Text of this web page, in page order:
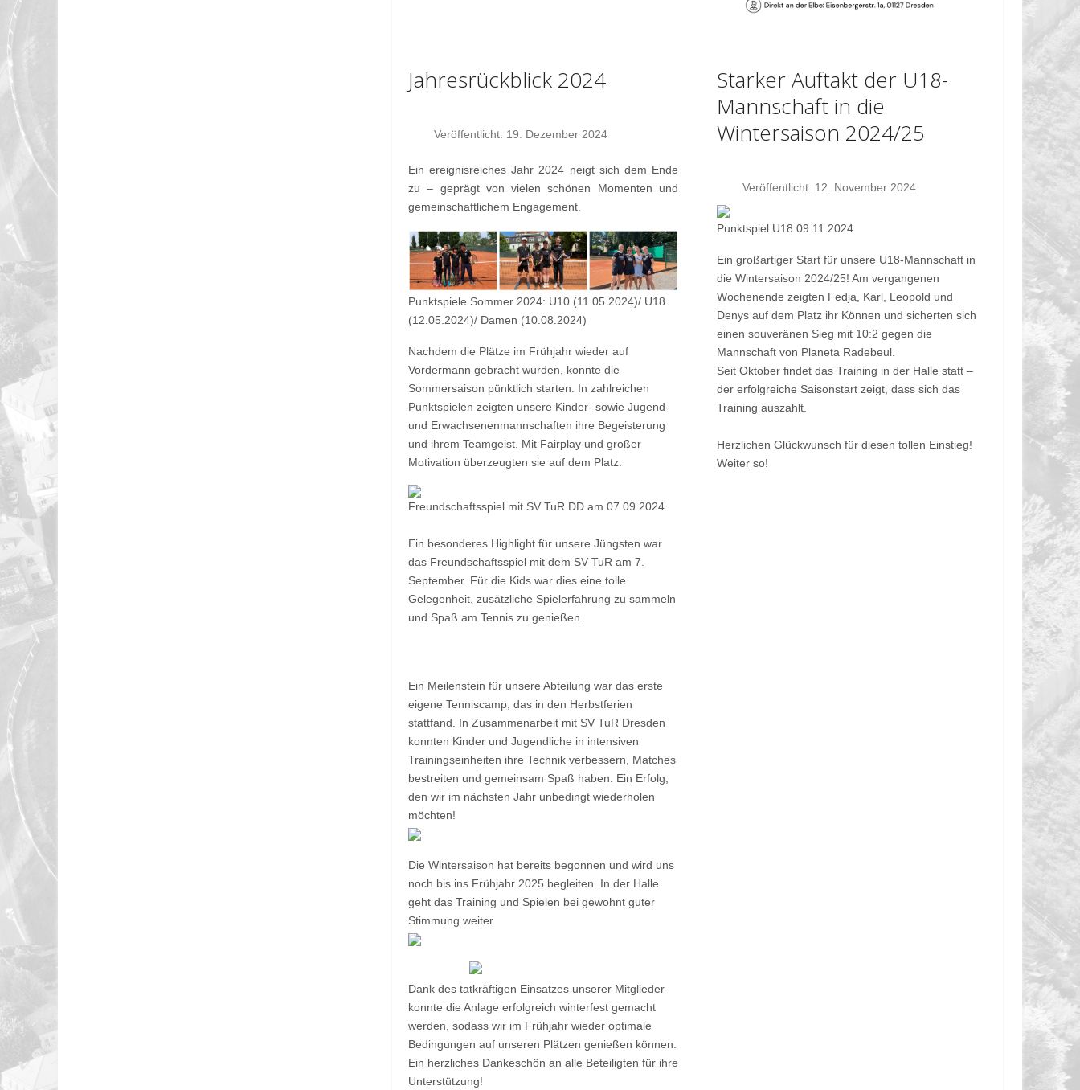
Jahresrückblick 2024
Veröffentlicht: 19. Dezember 2024
Ein ereignisreiches Jahr 2024 neigt sich dem Ende
zu – geprägt von vielen schönen Momenten und
gemeinschaftlichem Engagement.
Punktspiele Sommer 2024: U10 (11.05.2024)/ U18
(12.05.2024)/ Damen (10.08.2024)
Nachdem die Plätze im Frühjahr wieder auf
Vordermann gebracht wurden, konnte die
Sommersaison pünktlich starten. In zahlreichen
Punktspielen zeigten unsere Kinder- sowie Jugend-
und Erwachsenenmannschaften ihre Begeisterung
und ihrem Teamgeist. Mit Fairplay und großer
Motivation überzeugten sie auf dem Platz.
Freundschaftsspiel mit SV TuR DD am 07.09.2024
Ein besonderes Highlight für unsere Jüngsten war
das Freundschaftsspiel mit dem SV TuR am 7.
September. Für die Kids war dies eine tolle
Gelegenheit, zusätzliche Spielerfahrung zu sammeln
und Spaß am Tennis zu genießen.
Ein Meilenstein für unsere Abteilung war das erste
eigene Tenniscamp, das in den Herbstferien
stattfand. In Zusammenarbeit mit SV TuR Dresden
konnten Kinder und Jugendliche in intensiven
Trainingseinheiten ihre Technik verbessern, Matches
bestreiten und gemeinsam Spaß haben. Ein Erfolg,
den wir im nächsten Jahr unbedingt wiederholen
möchten!
Die Wintersaison hat bereits begonnen und wird uns
noch bis ins Frühjahr 2025 begleiten. In der Halle
geht das Training und Spielen bei gewohnt guter
Stimmung weiter.
Dank des tatkräftigen Einsatzes unserer Mitglieder
konnte die Anlage erfolgreich winterfest gemacht
werden, sodass wir im Frühjahr wieder optimale
Bedingungen auf unseren Plätzen genießen können.
Ein herzliches Dankeschön an alle Beteiligten für ihre
Unterstützung!
Starker Auftakt der U18-
Mannschaft in die
Wintersaison 2024/25
Veröffentlicht: 12. November 2024
Punktspiel U18 09.11.2024
Ein großartiger Start für unsere U18-Mannschaft in
die Wintersaison 2024/25! Am vergangenen
Wochenende zeigten Fedja, Karl, Leopold und
Denys auf dem Platz ihr Können und sicherten sich
einen souveränen Sieg mit 10:2 gegen die
Mannschaft von Planeta Radebeul.
Seit Oktober findet das Training in der Halle statt –
der erfolgreiche Saisonstart zeigt, dass sich das
Training auszahlt.
Herzlichen Glückwunsch für diesen tollen Einstieg!
Weiter so!